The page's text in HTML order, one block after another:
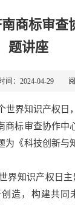
商标审查
题讲座
：2024-04-29 阅
世界知识产权日
商标审查协作中
为《科技创新与
界知识产权日
造，构建共同